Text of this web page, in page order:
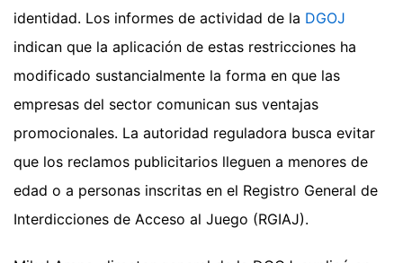
identidad. Los informes de actividad de la DGOJ
indican que la aplicación de estas restricciones ha
modificado sustancialmente la forma en que las
empresas del sector comunican sus ventajas
promocionales. La autoridad reguladora busca evitar
que los reclamos publicitarios lleguen a menores de
edad o a personas inscritas en el Registro General de
Interdicciones de Acceso al Juego (RGIAJ).